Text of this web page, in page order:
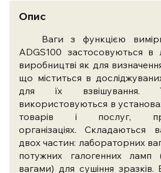
Опис
Ваги з функцією
ADGS100 застосовуються в
виробництві як для
що міститься в
для їх взвішування.
використовуються в
товарів і послуг,
організаціях. Складаються
двох частин: лабораторних ваг
потужних галогенних ламп
вагами) для сушіння зразків.